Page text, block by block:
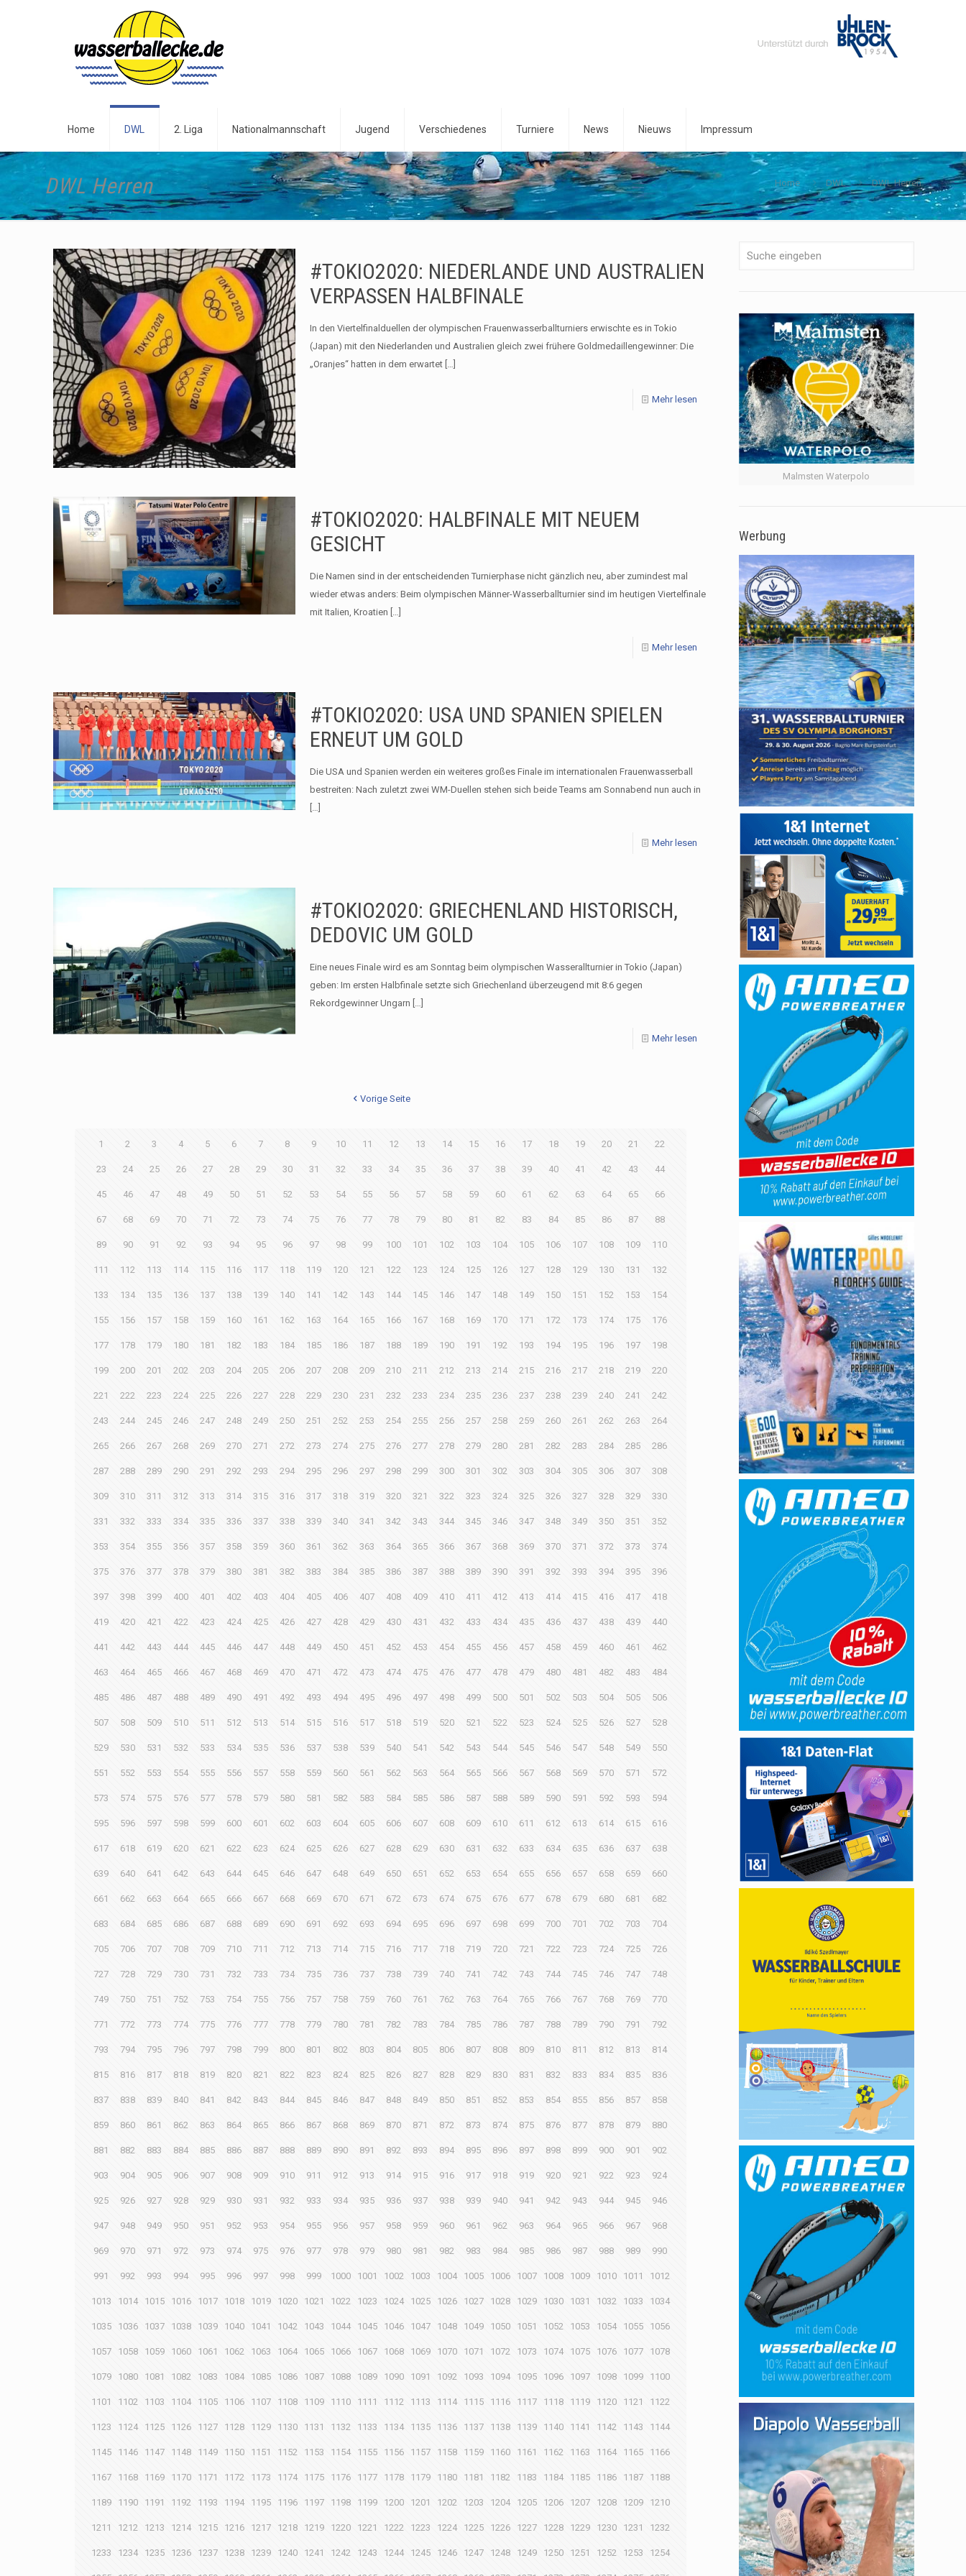
Home DWL 2. Liga Nationalmannschaft Jugend Verschiedenes Turniere News Nieuws Impressum
DWL Herren Home DWL DWL Herren
#TOKIO2020: NIEDERLANDE UND AUSTRALIEN
VERPASSEN HALBFINALE
In den Viertelfinalduellen der olympischen Frauenwasserballturniers erwischte es in Tokio
(Japan) mit den Niederlanden und Australien gleich zwei frühere Goldmedaillengewinner: Die
„Oranjes“ hatten in dem erwartet[…]
Mehr lesen
#TOKIO2020: HALBFINALE MIT NEUEM
GESICHT
Die Namen sind in der entscheidenden Turnierphase nicht gänzlich neu, aber zumindest mal
wieder etwas anders: Beim olympischen Männer-Wasserballturnier sind im heutigen Viertelfinale
mit Italien, Kroatien […]
Mehr lesen
#TOKIO2020: USA UND SPANIEN SPIELEN
ERNEUT UM GOLD
Die USA und Spanien werden ein weiteres großes Finale im internationalen Frauenwasserball
bestreiten: Nach zuletzt zwei WM-Duellen stehen sich beide Teams am Sonnabend nun auch in
[…]
Mehr lesen
#TOKIO2020: GRIECHENLAND HISTORISCH,
DEDOVIC UM GOLD
Eine neues Finale wird es am Sonntag beim olympischen Wasserallturnier in Tokio (Japan)
geben: Im ersten Halbfinale setzte sich Griechenland überzeugend mit 8:6 gegen
Rekordgewinner Ungarn […]
Mehr lesen
Vorige Seite
1 2 3 4 5 6 7 8 9 10 11 12 13 14 15 16 17 18 19 20 21 22
23 24 25 26 27 28 29 30 31 32 33 34 35 36 37 38 39 40 41 42 43 44
45 46 47 48 49 50 51 52 53 54 55 56 57 58 59 60 61 62 63 64 65 66
67 68 69 70 71 72 73 74 75 76 77 78 79 80 81 82 83 84 85 86 87 88
89 90 91 92 93 94 95 96 97 98 99 100 101 102 103 104 105 106 107 108 109 110
111 112 113 114 115 116 117 118 119 120 121 122 123 124 125 126 127 128 129 130 131 132
133 134 135 136 137 138 139 140 141 142 143 144 145 146 147 148 149 150 151 152 153 154
155 156 157 158 159 160 161 162 163 164 165 166 167 168 169 170 171 172 173 174 175 176
177 178 179 180 181 182 183 184 185 186 187 188 189 190 191 192 193 194 195 196 197 198
199 200 201 202 203 204 205 206 207 208 209 210 211 212 213 214 215 216 217 218 219 220
221 222 223 224 225 226 227 228 229 230 231 232 233 234 235 236 237 238 239 240 241 242
243 244 245 246 247 248 249 250 251 252 253 254 255 256 257 258 259 260 261 262 263 264
265 266 267 268 269 270 271 272 273 274 275 276 277 278 279 280 281 282 283 284 285 286
287 288 289 290 291 292 293 294 295 296 297 298 299 300 301 302 303 304 305 306 307 308
309 310 311 312 313 314 315 316 317 318 319 320 321 322 323 324 325 326 327 328 329 330
331 332 333 334 335 336 337 338 339 340 341 342 343 344 345 346 347 348 349 350 351 352
353 354 355 356 357 358 359 360 361 362 363 364 365 366 367 368 369 370 371 372 373 374
375 376 377 378 379 380 381 382 383 384 385 386 387 388 389 390 391 392 393 394 395 396
397 398 399 400 401 402 403 404 405 406 407 408 409 410 411 412 413 414 415 416 417 418
419 420 421 422 423 424 425 426 427 428 429 430 431 432 433 434 435 436 437 438 439 440
441 442 443 444 445 446 447 448 449 450 451 452 453 454 455 456 457 458 459 460 461 462
463 464 465 466 467 468 469 470 471 472 473 474 475 476 477 478 479 480 481 482 483 484
485 486 487 488 489 490 491 492 493 494 495 496 497 498 499 500 501 502 503 504 505 506
507 508 509 510 511 512 513 514 515 516 517 518 519 520 521 522 523 524 525 526 527 528
529 530 531 532 533 534 535 536 537 538 539 540 541 542 543 544 545 546 547 548 549 550
551 552 553 554 555 556 557 558 559 560 561 562 563 564 565 566 567 568 569 570 571 572
573 574 575 576 577 578 579 580 581 582 583 584 585 586 587 588 589 590 591 592 593 594
595 596 597 598 599 600 601 602 603 604 605 606 607 608 609 610 611 612 613 614 615 616
617 618 619 620 621 622 623 624 625 626 627 628 629 630 631 632 633 634 635 636 637 638
639 640 641 642 643 644 645 646 647 648 649 650 651 652 653 654 655 656 657 658 659 660
661 662 663 664 665 666 667 668 669 670 671 672 673 674 675 676 677 678 679 680 681 682
683 684 685 686 687 688 689 690 691 692 693 694 695 696 697 698 699 700 701 702 703 704
705 706 707 708 709 710 711 712 713 714 715 716 717 718 719 720 721 722 723 724 725 726
727 728 729 730 731 732 733 734 735 736 737 738 739 740 741 742 743 744 745 746 747 748
749 750 751 752 753 754 755 756 757 758 759 760 761 762 763 764 765 766 767 768 769 770
771 772 773 774 775 776 777 778 779 780 781 782 783 784 785 786 787 788 789 790 791 792
793 794 795 796 797 798 799 800 801 802 803 804 805 806 807 808 809 810 811 812 813 814
815 816 817 818 819 820 821 822 823 824 825 826 827 828 829 830 831 832 833 834 835 836
837 838 839 840 841 842 843 844 845 846 847 848 849 850 851 852 853 854 855 856 857 858
859 860 861 862 863 864 865 866 867 868 869 870 871 872 873 874 875 876 877 878 879 880
881 882 883 884 885 886 887 888 889 890 891 892 893 894 895 896 897 898 899 900 901 902
903 904 905 906 907 908 909 910 911 912 913 914 915 916 917 918 919 920 921 922 923 924
925 926 927 928 929 930 931 932 933 934 935 936 937 938 939 940 941 942 943 944 945 946
947 948 949 950 951 952 953 954 955 956 957 958 959 960 961 962 963 964 965 966 967 968
969 970 971 972 973 974 975 976 977 978 979 980 981 982 983 984 985 986 987 988 989 990
991 992 993 994 995 996 997 998 999 1000 1001 1002 1003 1004 1005 1006 1007 1008 1009 1010 1011 1012
1013 1014 1015 1016 1017 1018 1019 1020 1021 1022 1023 1024 1025 1026 1027 1028 1029 1030 1031 1032 1033 1034
1035 1036 1037 1038 1039 1040 1041 1042 1043 1044 1045 1046 1047 1048 1049 1050 1051 1052 1053 1054 1055 1056
1057 1058 1059 1060 1061 1062 1063 1064 1065 1066 1067 1068 1069 1070 1071 1072 1073 1074 1075 1076 1077 1078
1079 1080 1081 1082 1083 1084 1085 1086 1087 1088 1089 1090 1091 1092 1093 1094 1095 1096 1097 1098 1099 1100
1101 1102 1103 1104 1105 1106 1107 1108 1109 1110 1111 1112 1113 1114 1115 1116 1117 1118 1119 1120 1121 1122
1123 1124 1125 1126 1127 1128 1129 1130 1131 1132 1133 1134 1135 1136 1137 1138 1139 1140 1141 1142 1143 1144
1145 1146 1147 1148 1149 1150 1151 1152 1153 1154 1155 1156 1157 1158 1159 1160 1161 1162 1163 1164 1165 1166
1167 1168 1169 1170 1171 1172 1173 1174 1175 1176 1177 1178 1179 1180 1181 1182 1183 1184 1185 1186 1187 1188
1189 1190 1191 1192 1193 1194 1195 1196 1197 1198 1199 1200 1201 1202 1203 1204 1205 1206 1207 1208 1209 1210
1211 1212 1213 1214 1215 1216 1217 1218 1219 1220 1221 1222 1223 1224 1225 1226 1227 1228 1229 1230 1231 1232
1233 1234 1235 1236 1237 1238 1239 1240 1241 1242 1243 1244 1245 1246 1247 1248 1249 1250 1251 1252 1253 1254
Malmsten Waterpolo
Werbung